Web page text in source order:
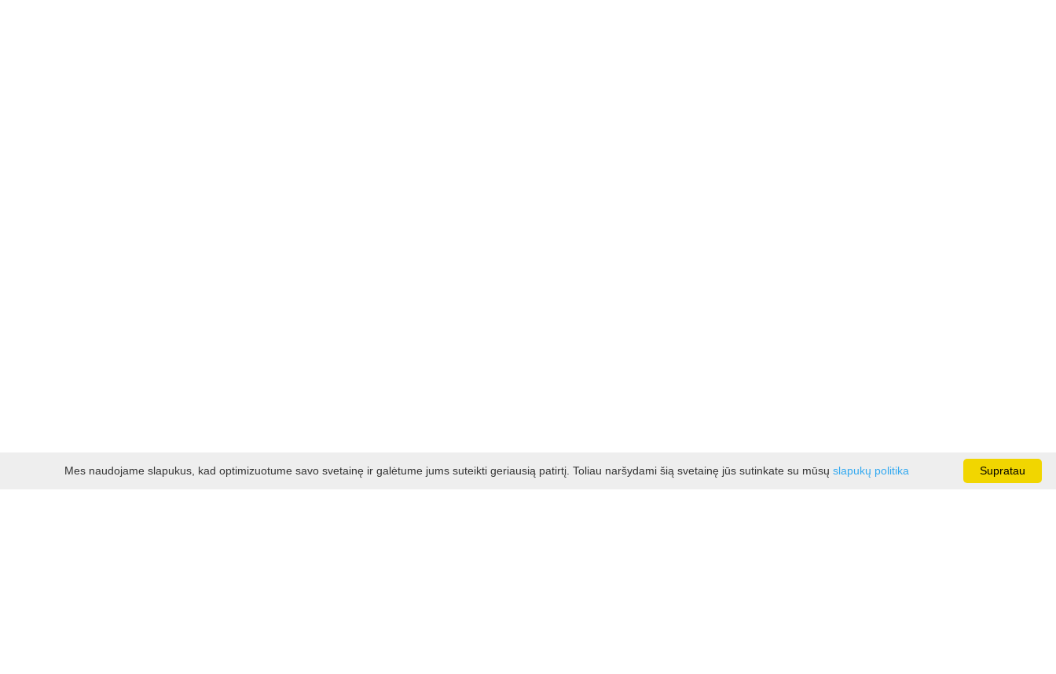
Supratau
Mes naudojame slapukus, kad optimizuotume savo svetainę ir galėtume jums suteikti geriausią patirtį. Toliau naršydami šią svetainę jūs sutinkate su mūsų slapukų politika